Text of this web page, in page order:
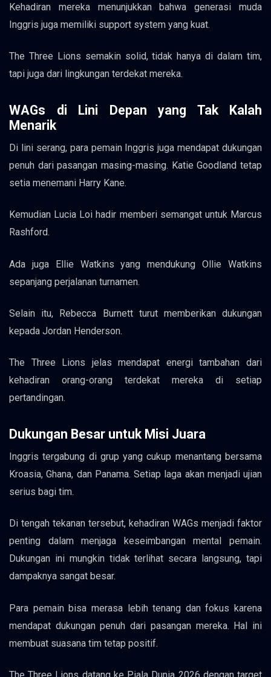
Kehadiran mereka menunjukkan bahwa generasi muda
Inggris juga memiliki support system yang kuat.
The Three Lions semakin solid, tidak hanya di dalam tim,
tapi juga dari lingkungan terdekat mereka.
WAGs di Lini Depan yang Tak Kalah
Menarik
Di lini serang, para pemain Inggris juga mendapat dukungan
penuh dari pasangan masing-masing. Katie Goodland tetap
setia menemani Harry Kane.
Kemudian Lucia Loi hadir memberi semangat untuk Marcus
Rashford.
Ada juga Ellie Watkins yang mendukung Ollie Watkins
sepanjang perjalanan turnamen.
Selain itu, Rebecca Burnett turut memberikan dukungan
kepada Jordan Henderson.
The Three Lions jelas mendapat energi tambahan dari
kehadiran orang-orang terdekat mereka di setiap
pertandingan.
Dukungan Besar untuk Misi Juara
Inggris tergabung di grup yang cukup menantang bersama
Kroasia, Ghana, dan Panama. Setiap laga akan menjadi ujian
serius bagi tim.
Di tengah tekanan tersebut, kehadiran WAGs menjadi faktor
penting dalam menjaga keseimbangan mental pemain.
Dukungan ini mungkin tidak terlihat secara langsung, tapi
dampaknya sangat besar.
Para pemain bisa merasa lebih tenang dan fokus karena
mendapat dukungan penuh dari pasangan mereka. Hal ini
membuat suasana tim tetap positif.
The Three Lions datang ke Piala Dunia 2026 dengan target